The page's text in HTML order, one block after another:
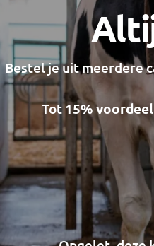
Bestel je uit meerdere
Tot15%